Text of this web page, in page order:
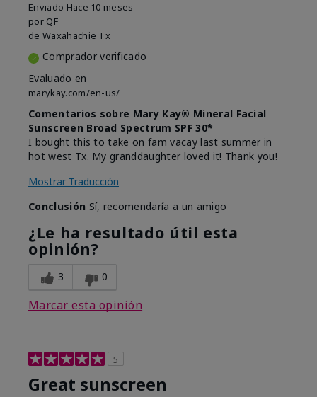
Enviado Hace 10 meses
por QF
de Waxahachie Tx
Comprador verificado
Evaluado en
marykay.com/en-us/
Comentarios sobre Mary Kay® Mineral Facial
Sunscreen Broad Spectrum SPF 30*
I bought this to take on fam vacay last summer in
hot west Tx. My granddaughter loved it! Thank you!
Mostrar Traducción
Conclusión Sí, recomendaría a un amigo
¿Le ha resultado útil esta
opinión?
3 0
Marcar esta opinión
5
Great sunscreen